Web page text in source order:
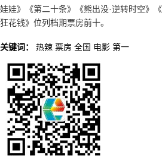
娃娃》《第二十条》《熊出没·逆转时空》
狂花钱》位列档期票房前十。
关键词： 热辣 票房 全国 电影 第一